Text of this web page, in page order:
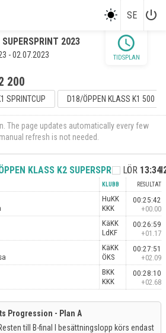
SE power_settings_new
2023
- 02.07.2023
200
SPRINTCUP D18/ÖPPEN KLASS K1 500
schedule
TIDSPLAN
The page updates automatically every few
refresh is not needed.
KLASS K2 SUPERSPRINTK2 200
LÖR 13:34
KLUBB RESULTAT
HuKK
KKK
00:25:42
+00.00
KäKK
LdKF
00:26:59
+01.17
KäKK
ÖKS
00:27:51
+02.09
BKK
KKK
00:28:10
+02.68
Progression - Plan A
till B-final I besättningslopp körs endast